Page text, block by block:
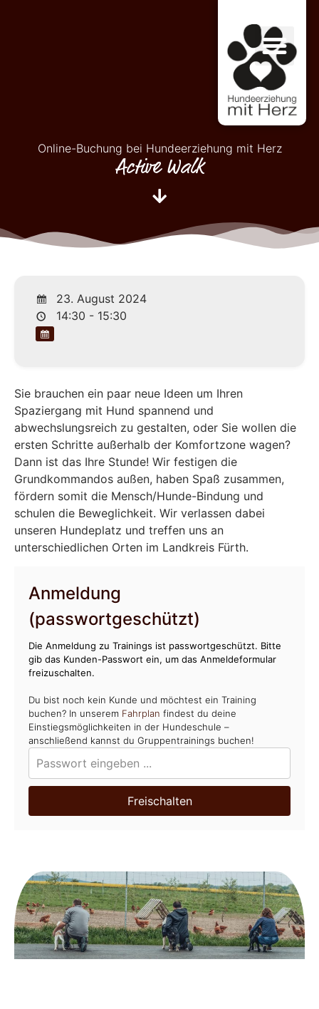
Online-Buchung bei Hundeerziehung mit Herz
Active Walk
23. August 2024
14:30 - 15:30
Sie brauchen ein paar neue Ideen um Ihren
Spaziergang mit Hund spannend und
abwechslungsreich zu gestalten, oder Sie wollen die
ersten Schritte außerhalb der Komfortzone wagen?
Dann ist das Ihre Stunde! Wir festigen die
Grundkommandos außen, haben Spaß zusammen,
fördern somit die Mensch/Hunde-Bindung und
schulen die Beweglichkeit. Wir verlassen dabei
unseren Hundeplatz und treffen uns an
unterschiedlichen Orten im Landkreis Fürth.
Anmeldung
(passwortgeschützt)
Die Anmeldung zu Trainings ist passwortgeschützt. Bitte
gib das Kunden-Passwort ein, um das Anmeldeformular
freizuschalten.
Du bist noch kein Kunde und möchtest ein Training
buchen? In unserem Fahrplan findest du deine
Einstiegsmöglichkeiten in der Hundeschule –
anschließend kannst du Gruppentrainings buchen!
Freischalten